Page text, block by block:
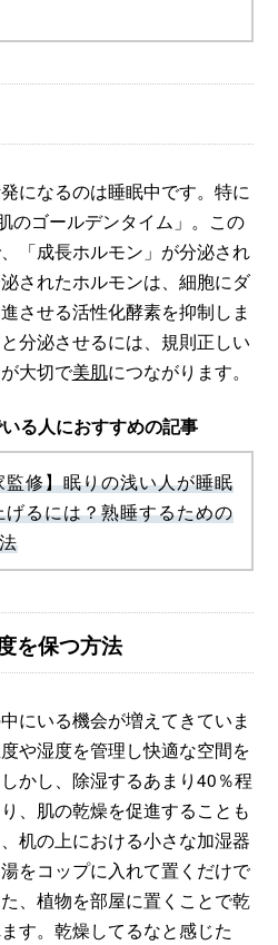
になるのは睡眠中です。特に
のゴールデンタイム」。この
「成長ホルモン」が分泌され
されたホルモンは、細胞にダ
させる活性化酵素を抑制しま
分泌させるには、規則正しい
大切で美肌につながります。
る人におすすめの記事
監修】眠りの浅い人が睡眠
げるには？熟睡するための
を保つ方法
にいる機会が増えてきていま
や湿度を管理し快適な空間を
かし、除湿するあまり40％程
、肌の乾燥を促進することも
机の上における小さな加湿器
をコップに入れて置くだけで
、植物を部屋に置くことで乾
す。乾燥してるなと感じた